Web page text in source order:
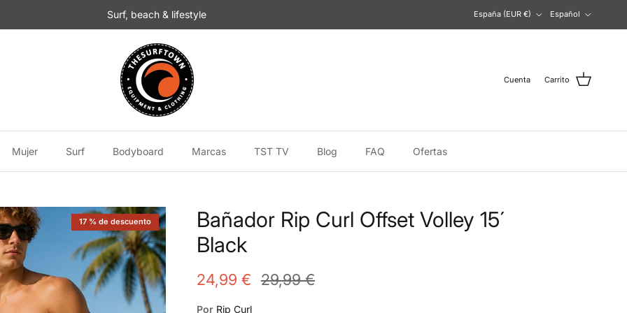
Surf, beach & lifestyle
España (EUR €)
Español
Cuenta Carrito
Mujer Surf Bodyboard Marcas TST TV Blog FAQ Ofertas
17 % de descuento
Bañador Rip Curl Offset Volley 15´
Black
24,99 € 29,99 €
Por Rip Curl